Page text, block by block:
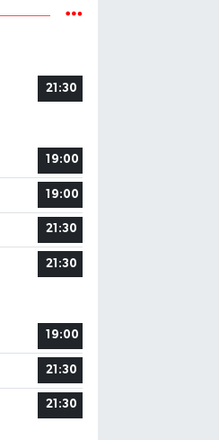
21:30
19:00
19:00
21:30
21:30
19:00
21:30
21:30